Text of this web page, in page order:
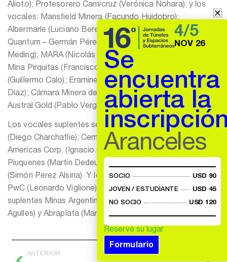
Alioto); Protesorero Camicruz (Verónica Nohara); y los
vocales: Mansfield Minera (Facundo Huidobro);
Albermarle (Luciano Berenstein); Corriente Argentina (First
Quantum – Germán Pérez); McEwen Copper (Michael
Meding); MARA (Nicolás Bareta); Cefas (Pedro Brandi);
Mina Pirquitas (Francisco Saravia); Rincon Mining
(Guillermo Calo); Eramine Sudamericana (Daniel Chávez
Díaz); Cámara Minera de San Juan (Ricardo Martínez);
Austral Gold (Pablo Vergara del Carril)
Los vocales suplentes serán Filo del Sol Exploración
(Diego Charchaflie); Cemincor (José Díaz); Lithium
Americas Corp. (Ignacio Celorrio); Compañía Minera
Piuquenes (Martín Dedeu) y Cámara Minera de Salta
(Simón Perez Alsina). Y los revisores de cuentas titulares
PwC (Leonardo Viglione) y KPMG (Mario Belardinelli) y
suplentes Minas Argentinas S.A. (Mineros – Marcelo
Agulles) y Abraplata (Manuel Benítez).
Prev
ANTERIOR
4/5
NOV 26
Se
encuentra
abierta la
Aranceles
SOCIO
USD 90
JOVEN / ESTUDIANTE
USD 45
NO SOCIO
USD 120
Reserve su lugar
Formulario